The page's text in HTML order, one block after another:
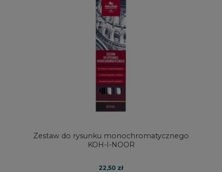
Zestaw do rysunku monochromatycznego
KOH-I-NOOR
22,50 zł